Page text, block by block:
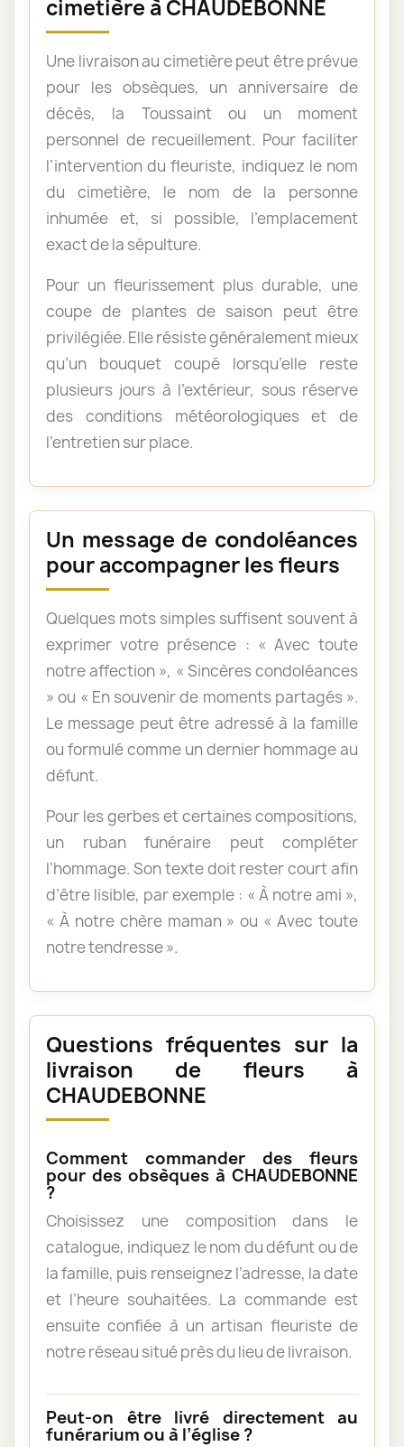
cimetière à CHAUDEBONNE
Une livraison au cimetière peut être prévue
pour les obsèques, un anniversaire de
décès, la Toussaint ou un moment
personnel de recueillement. Pour faciliter
l’intervention du fleuriste, indiquez le nom
du cimetière, le nom de la personne
inhumée et, si possible, l’emplacement
exact de la sépulture.
Pour un fleurissement plus durable, une
coupe de plantes de saison peut être
privilégiée. Elle résiste généralement mieux
qu’un bouquet coupé lorsqu’elle reste
plusieurs jours à l’extérieur, sous réserve
des conditions météorologiques et de
l’entretien sur place.
Un message de condoléances
pour accompagner les fleurs
Quelques mots simples suffisent souvent à
exprimer votre présence : « Avec toute
notre affection », « Sincères condoléances
» ou « En souvenir de moments partagés ».
Le message peut être adressé à la famille
ou formulé comme un dernier hommage au
défunt.
Pour les gerbes et certaines compositions,
un ruban funéraire peut compléter
l’hommage. Son texte doit rester court afin
d’être lisible, par exemple : « À notre ami »,
« À notre chère maman » ou « Avec toute
notre tendresse ».
Questions fréquentes sur la
livraison de fleurs à
CHAUDEBONNE
Comment commander des fleurs
pour des obsèques à CHAUDEBONNE
?
Choisissez une composition dans le
catalogue, indiquez le nom du défunt ou de
la famille, puis renseignez l’adresse, la date
et l’heure souhaitées. La commande est
ensuite confiée à un artisan fleuriste de
notre réseau situé près du lieu de livraison.
Peut-on être livré directement au
funérarium ou à l’église ?